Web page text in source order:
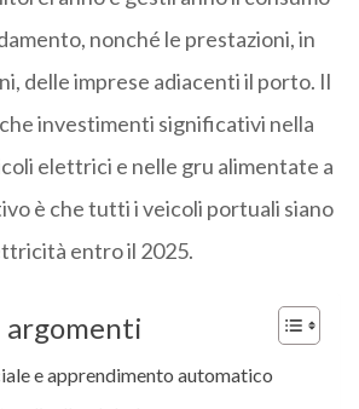
nonché le prestazioni, in
delle imprese adiacenti il porto. Il
investimenti significativi nella
elettrici e nelle gru alimentate a
è che tutti i veicoli portuali siano
entro il 2025.
argomenti
e apprendimento automatico